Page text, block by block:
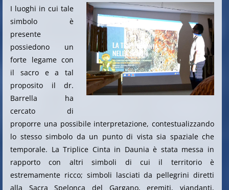
I luoghi in cui tale
simbolo è
presente
possiedono un
forte legame con
il sacro e a tal
proposito il dr.
Barrella ha
cercato di
proporre una possibile interpretazione, contestualizzando
lo stesso simbolo da un punto di vista sia spaziale che
temporale. La Triplice Cinta in Daunia è stata messa in
rapporto con altri simboli di cui il territorio è
estremamente ricco; simboli lasciati da pellegrini diretti
alla Sacra Spelonca del Gargano, eremiti, viandanti,